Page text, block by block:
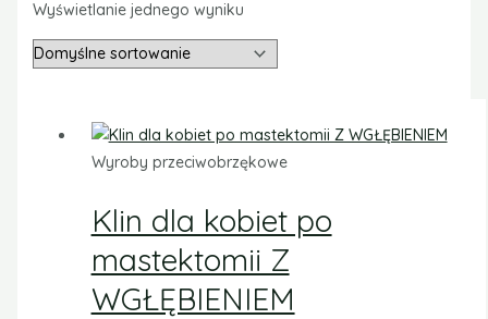
Wyświetlanie jednego wyniku
Wyroby przeciwobrzękowe
Klin dla kobiet po
mastektomii Z
WGŁĘBIENIEM